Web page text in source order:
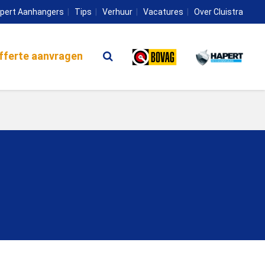
Aanhangers Tips Verhuur Vacatures Over Cluistra
aanvragen